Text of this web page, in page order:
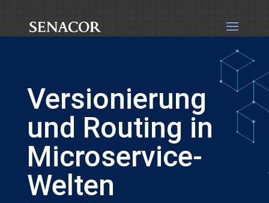
Versionierung
und Routing in
Microservice-
Welten